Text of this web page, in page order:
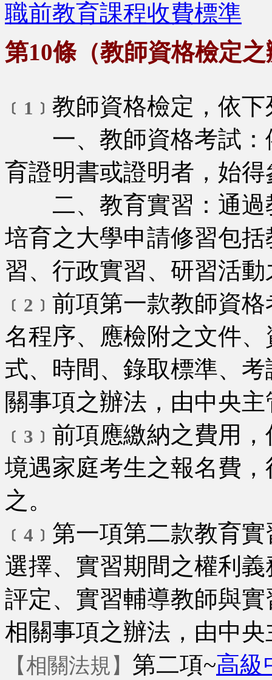
職前教育課程收費標準
第10條（教師資格檢定
﹝1﹞ 教師資格檢定，依
一、教師資格考試：
育證明書或證明者，始得
二、教育實習：通過
培育之大學申請修習包
習、行政實習、研習活
﹝2﹞ 前項第一款教師資
名程序、應檢附之文件
式、時間、錄取標準、
關事項之辦法，由中央
﹝3﹞ 前項應繳納之費用
境遇家庭考生之報名費
之。
﹝4﹞ 第一項第二款教育
選擇、實習期間之權利
評定、實習輔導教師與
相關事項之辦法，由中
【相關法規】 第二項~高級